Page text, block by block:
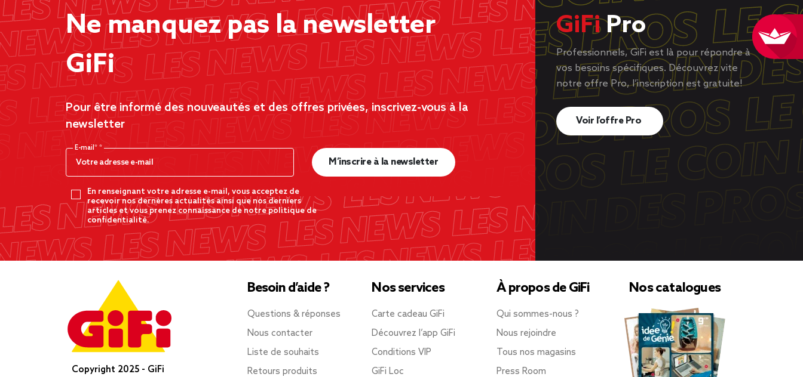
Ne manquez pas la newsletter
GiFi
Pour être informé des nouveautés et des offres privées, inscrivez-vous à la
newsletter
E-mail*
En renseignant votre adresse e-mail, vous acceptez de
recevoir nos dernères actualités ainsi que nos derniers
articles et vous prenez connaissance de notre politique de
confidentialité.
M’inscrire à la newsletter
GiFiPro
Professionnels, GiFi est là pour répondre à
vos besoins spécifiques. Découvrez vite
notre offre Pro, l’inscription est gratuite!
Voir l’offre Pro
Copyright 2025 - GiFi
Besoin d’aide ?
Questions & réponses
Nous contacter
Liste de souhaits
Retours produits
Nos services
Carte cadeau GiFi
Découvrez l’app GiFi
Conditions VIP
GiFi Loc
À propos de GiFi
Qui sommes-nous ?
Nous rejoindre
Tous nos magasins
Press Room
Nos catalogues